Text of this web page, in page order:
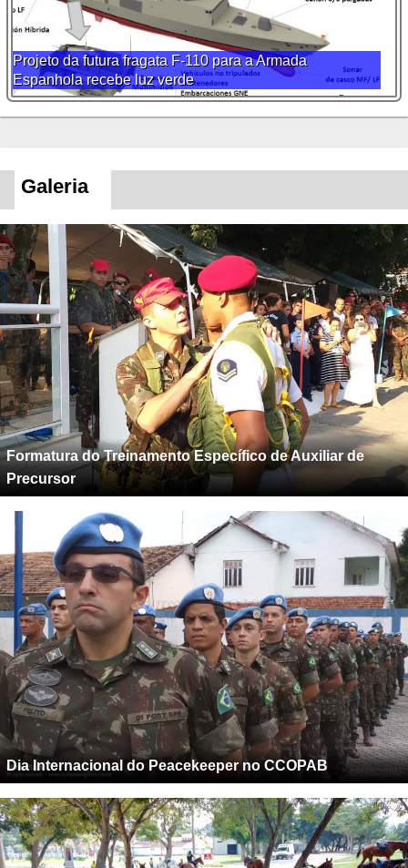
Projeto da futura fragata F-110 para a Armada
Espanhola recebe luz verde
Galeria
Formatura do Treinamento Específico de Auxiliar de
Precursor
Dia Internacional do Peacekeeper no CCOPAB